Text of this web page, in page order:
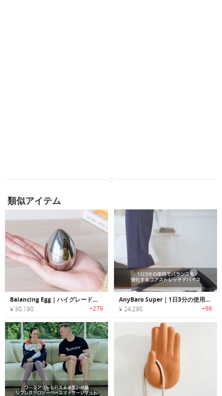
類似アイテム
Balancing Egg｜ハイグレードチタン製バランスデスクトップトイ「バランシングエッグ」
¥ 30,190 +279
AnyBaro Super｜1日3分の使用でバランスを強化するコアストレッチデバイス「エニーバロスーパー」
¥ 24,290 +98